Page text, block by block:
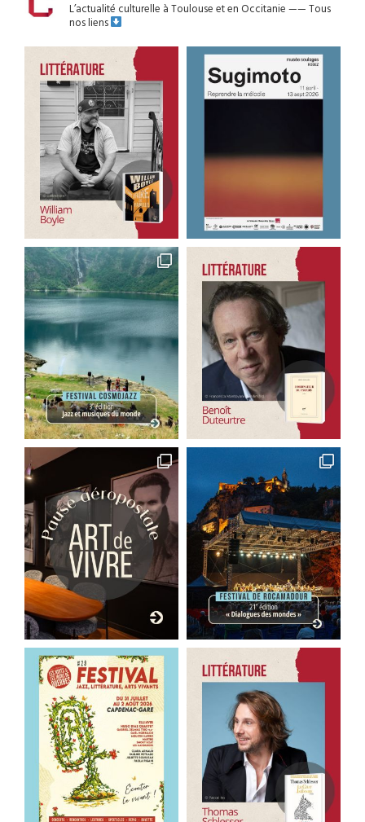
L’actualité culturelle à Toulouse et en Occitanie——Tous
nos liens